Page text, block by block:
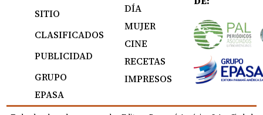
SITIO
CLASIFICADOS
PUBLICIDAD
GRUPO
EPASA
DÍA
MUJER
CINE
RECETAS
IMPRESOS